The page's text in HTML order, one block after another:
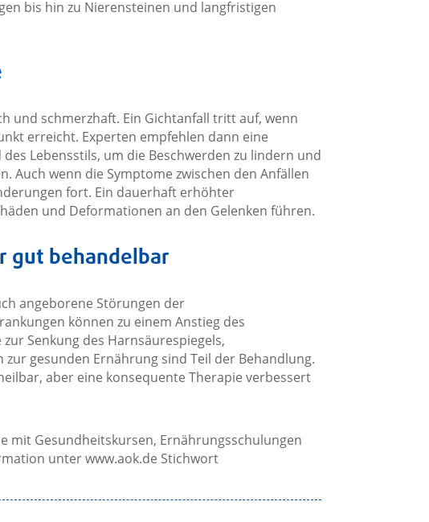
bis hin zu Nierensteinen und langfristigen
und schmerzhaft. Ein Gichtanfall tritt auf, wenn
erreicht. Experten empfehlen dann eine
Lebensstils, um die Beschwerden zu lindern und
Auch wenn die Symptome zwischen den Anfällen
fort. Ein dauerhaft erhöhter
und Deformationen an den Gelenken führen.
gut behandelbar
angeborene Störungen der
können zu einem Anstieg des
Senkung des Harnsäurespiegels,
gesunden Ernährung sind Teil der Behandlung.
aber eine konsequente Therapie verbessert
mit Gesundheitskursen, Ernährungsschulungen
unter www.aok.de Stichwort